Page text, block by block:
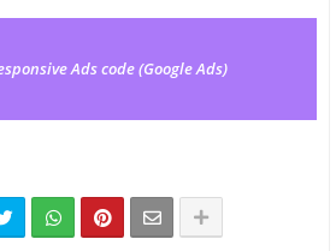
Ads code (Google Ads)